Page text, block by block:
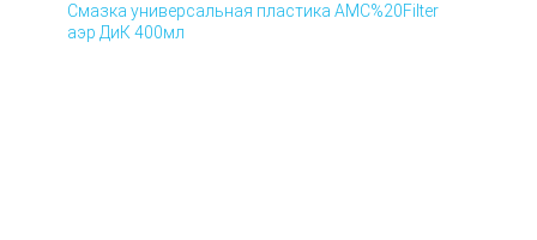
Смазка универсальная пластика AMC%20Filter
аэр ДиК 400мл